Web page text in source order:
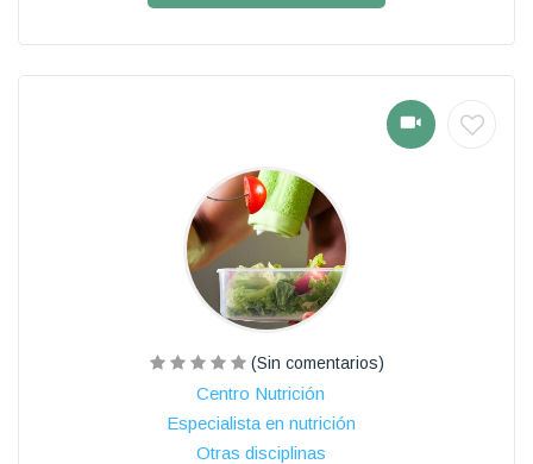
(Sin comentarios)
Centro Nutrición
Especialista en nutrición
Otras disciplinas